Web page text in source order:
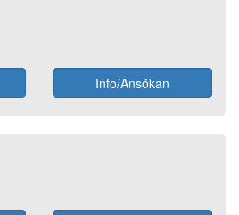
Info/Ansökan